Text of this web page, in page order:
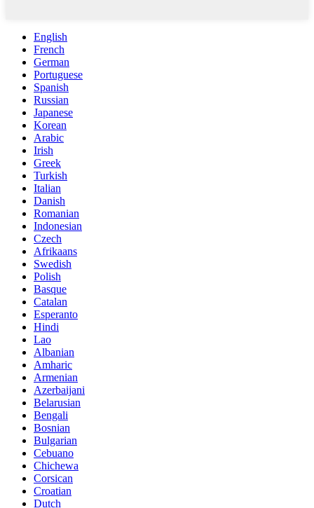
English
French
German
Portuguese
Spanish
Russian
Japanese
Korean
Arabic
Irish
Greek
Turkish
Italian
Danish
Romanian
Indonesian
Czech
Afrikaans
Swedish
Polish
Basque
Catalan
Esperanto
Hindi
Lao
Albanian
Amharic
Armenian
Azerbaijani
Belarusian
Bengali
Bosnian
Bulgarian
Cebuano
Chichewa
Corsican
Croatian
Dutch